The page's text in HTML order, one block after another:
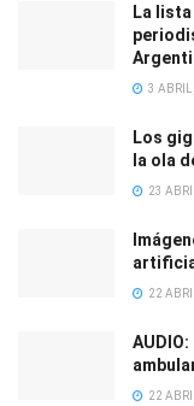
La
3
Los
la ola
23
22
22